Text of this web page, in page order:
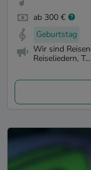
ab 300 €
Geburtstag
Wir sind
Reiseliedern, T...